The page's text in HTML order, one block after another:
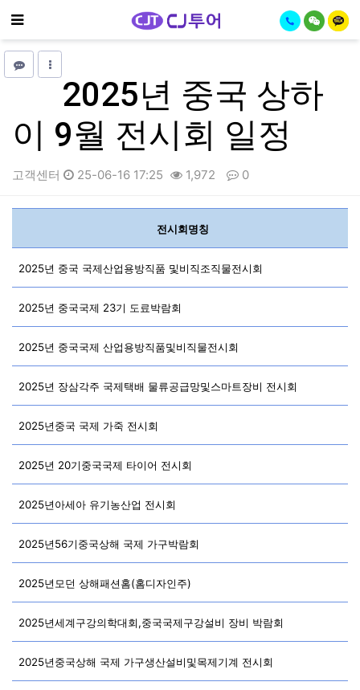
메뉴
2025년 중국 상하
이 9월 전시회 일정
고객센터 25-06-16 17:25 1,972 0
전시회명칭
2025년 중국 국제산업용방직품 및비직조직물전시회
2025년 중국국제 23기 도료박람회
2025년 중국국제 산업용방직품및비직물전시회
2025년 장삼각주 국제택배 물류공급망및스마트장비 전시회
2025년중국 국제 가죽 전시회
2025년 20기중국국제 타이어 전시회
2025년아세아 유기농산업 전시회
2025년56기중국상해 국제 가구박람회
2025년모던 상해패션홈(홈디자인주)
2025년세계구강의학대회,중국국제구강설비 장비 박람회
2025년중국상해 국제 가구생산설비및목제기계 전시회